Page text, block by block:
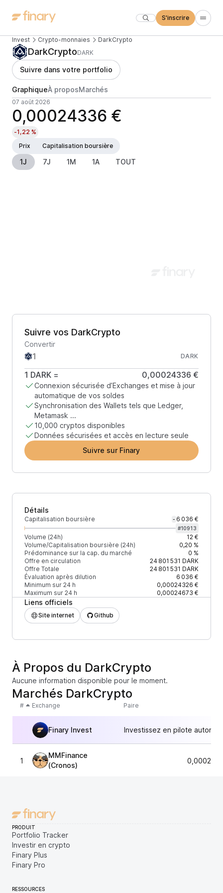
S'inscrire
Invest Crypto-monnaies DarkCrypto
DarkCryptoDARK
Suivre dans votre portfolio
GraphiqueÀ proposMarchés
07 août 2026
0,00024336 €
-1,22 %
Prix
Capitalisation boursière
1J 7J 1M 1A TOUT
Suivre vos DarkCrypto
Convertir
DARK
1 DARK = 0,00024336 €
Connexion sécurisée d’Exchanges et mise à jour
automatique de vos soldes
Synchronisation des Wallets tels que Ledger,
Metamask ...
10,000 cryptos disponibles
Données sécurisées et accès en lecture seule
Suivre sur Finary
Détails
Capitalisation boursière - 6 036 €
#10913
Volume (24h)
12 €
Volume/Capitalisation boursière (24h)
0,20 %
Prédominance sur la cap. du marché
0 %
Offre en circulation
24 801 531 DARK
Offre Totale
24 801 531 DARK
Évaluation après dilution
6 036 €
Minimum sur 24 h
0,00024326 €
Maximum sur 24 h
0,00024673 €
Liens officiels
Site internet Github
À Propos du DarkCrypto
Aucune information disponible pour le moment.
Marchés DarkCrypto
# Exchange Paire
Finary Invest Investissez en pilote
1
MMFinance
(Cronos)
PRODUIT
Portfolio Tracker
Investir en crypto
Finary Plus
Finary Pro
RESSOURCES